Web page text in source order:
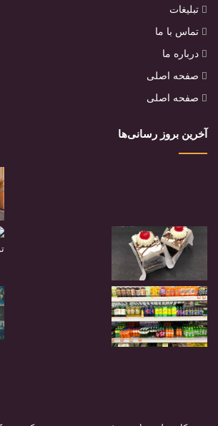
تبلیغات
تماس با ما
درباره ما
صفحه اصلی
صفحه اصلی
آخرین بروز رسانی‌ها